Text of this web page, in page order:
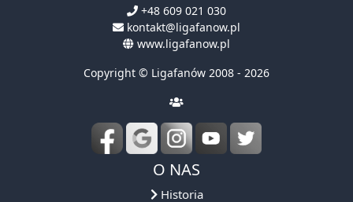
+48 609 021 030
kontakt@ligafanow.pl
www.ligafanow.pl
Copyright © Ligafanów 2008 - 2026
O NAS
Historia